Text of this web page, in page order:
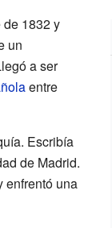
1832 y
un
a ser
entre
Escribía
de Madrid.
enfrentó una